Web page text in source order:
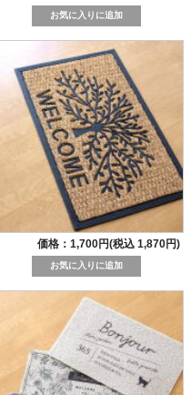
価格：1,700円(税込 1,870円)